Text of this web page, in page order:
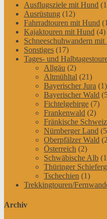
Ausflugsziele mit Hund
Ausrüstung (12)
Fahrradtouren mit Hund
Kajaktouren mit Hund (4)
Schneeschuhwandern mit
Sonstiges (17)
Tages- und
Allgäu (2)
Altmühltal (21)
Bayerischer Jura (1)
Bayerischer Wald
Fichtelgebirge (7)
Frankenwald (2)
Fränkische Schweiz
Nürnberger Land
Oberpfälzer Wald
Österreich (2)
Schwäbische Alb
Thüringer
Tschechien (1)
Trekkingtouren/
Archiv